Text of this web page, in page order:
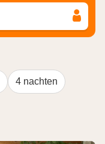
4 nachten